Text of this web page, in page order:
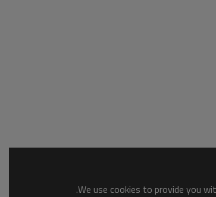
We use cookies to provide you